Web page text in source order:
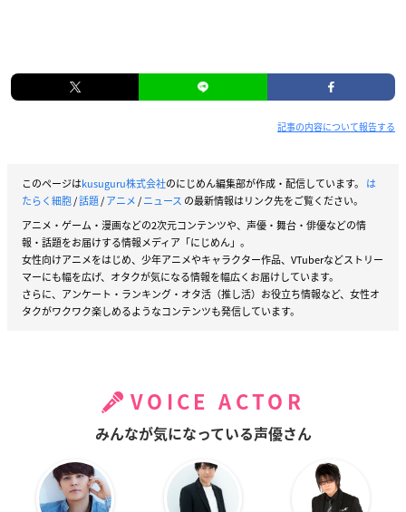
記事の内容について報告する
このページはkusuguru株式会社のにじめん編集部が作成・配信しています。 は
たらく細胞/話題/アニメ/ニュース の最新情報はリンク先をご覧ください。
アニメ・ゲーム・漫画などの2次元コンテンツや、声優・舞台・俳優などの情
報・話題をお届けする情報メディア「にじめん」。
女性向けアニメをはじめ、少年アニメやキャラクター作品、VTuberなどストリー
マーにも幅を広げ、オタクが気になる情報を幅広くお届けしています。
さらに、アンケート・ランキング・オタ活（推し活）お役立ち情報など、女性オ
タクがワクワク楽しめるようなコンテンツも発信しています。
VOICE ACTOR
みんなが気になっている声優さん